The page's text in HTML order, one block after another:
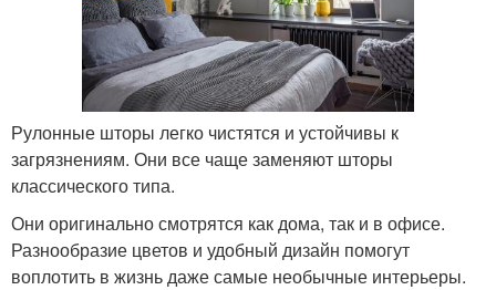
Рулонные шторы легко чистятся и устойчивы к
загрязнениям. Они все чаще заменяют шторы
классического типа.
Они оригинально смотрятся как дома, так и в офисе.
Разнообразие цветов и удобный дизайн помогут
воплотить в жизнь даже самые необычные интерьеры.